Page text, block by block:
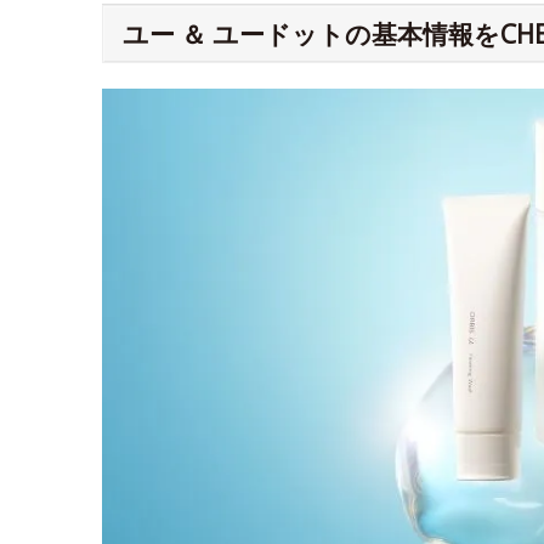
ユー ＆ ユードットの基本情報を